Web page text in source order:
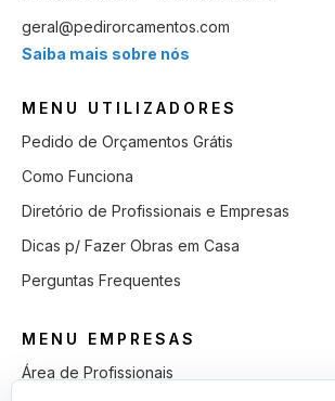
geral@pedirorcamentos.com
Saiba mais sobre nós
MENU UTILIZADORES
Pedido de Orçamentos Grátis
Como Funciona
Diretório de Profissionais e Empresas
Dicas p/ Fazer Obras em Casa
Perguntas Frequentes
MENU EMPRESAS
Área de Profissionais